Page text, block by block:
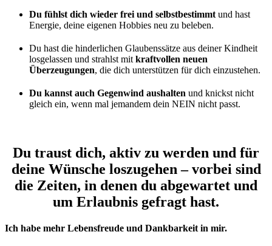
Du fühlst dich wieder frei und selbstbestimmt und hast
Energie, deine eigenen Hobbies neu zu beleben.
Du hast die hinderlichen Glaubenssätze aus deiner Kindheit
losgelassen und strahlst mit kraftvollen neuen
Überzeugungen, die dich unterstützen für dich einzustehen.
Du kannst auch Gegenwind aushalten und knickst nicht
gleich ein, wenn mal jemandem dein NEIN nicht passt.
Du traust dich, aktiv zu werden und für
deine Wünsche loszugehen – vorbei sind
die Zeiten, in denen du abgewartet und
um Erlaubnis gefragt hast.
Ich habe mehr Lebensfreude und Dankbarkeit in mir.